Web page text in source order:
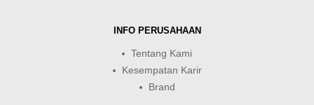
INFO PERUSAHAAN
Tentang Kami
Kesempatan Karir
Brand